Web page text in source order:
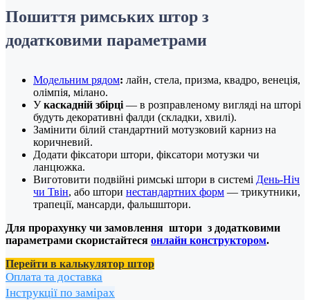
Пошиття римських штор з
додатковими параметрами
Модельним рядом: лайн, стела, призма, квадро, венеція,
олімпія, мілано.
Укаскадній збірці — в розправленому вигляді на шторі
будуть декоративні фалди (складки, хвилі).
Замінити білий стандартний мотузковий карниз на
коричневий.
Додати фіксатори штори, фіксатори мотузки чи
ланцюжка.
Виготовити подвійні римські штори в системі День-Ніч
чи Твін, або штори нестандартних форм — трикутники,
трапеції, мансарди, фальшштори.
Для прорахунку чи замовлення штори з додатковими
параметрами скористайтеся онлайн конструктором.
Перейти в калькулятор штор
Оплата та доставка
Інструкції по замірах